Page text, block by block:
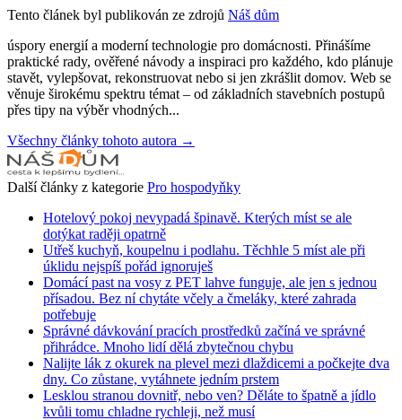
Tento článek byl publikován ze zdrojů Náš dům
úspory energií a moderní technologie pro domácnosti. Přinášíme
praktické rady, ověřené návody a inspiraci pro každého, kdo plánuje
stavět, vylepšovat, rekonstruovat nebo si jen zkrášlit domov. Web se
věnuje širokému spektru témat – od základních stavebních postupů
přes tipy na výběr vhodných...
Všechny články tohoto autora →
Další články z kategorie Pro hospodyňky
Hotelový pokoj nevypadá špinavě. Kterých míst se ale
dotýkat raději opatrně
Utřeš kuchyň, koupelnu i podlahu. Těchhle 5 míst ale při
úklidu nejspíš pořád ignoruješ
Domácí past na vosy z PET lahve funguje, ale jen s jednou
přísadou. Bez ní chytáte včely a čmeláky, které zahrada
potřebuje
Správné dávkování pracích prostředků začíná ve správné
přihrádce. Mnoho lidí dělá zbytečnou chybu
Nalijte lák z okurek na plevel mezi dlaždicemi a počkejte dva
dny. Co zůstane, vytáhnete jedním prstem
Lesklou stranou dovnitř, nebo ven? Děláte to špatně a jídlo
kvůli tomu chladne rychleji, než musí